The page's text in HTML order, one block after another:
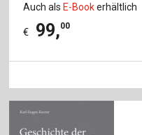
Auch alsE-Bookerhältlich
€ 99,00